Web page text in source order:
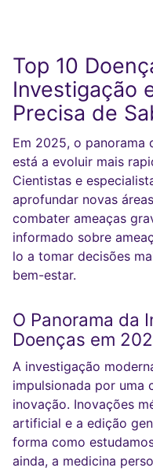
Top 10
Investigação
Precisa de
Em 2025, o panorama
está a evoluir mais
Cientistas e
aprofundar novas
combater ameaças
informado sobre
lo a tomar decisões
bem-estar.
O Panorama da
Doenças em
A investigação
impulsionada por uma
inovação. Inovações
artificial e a edição
forma como
ainda, a medicina